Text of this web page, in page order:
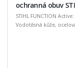
ochranná obuv
STIHL FUNCTION
Vodotěsná kůže,